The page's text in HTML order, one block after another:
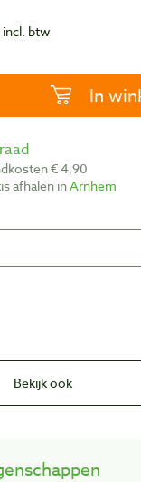
incl. btw
In
€ 4,90
afhalen inArnhem
Bekijk ook